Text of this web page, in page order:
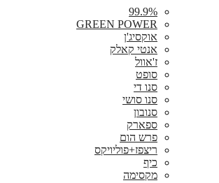
99.9%
GREEN POWER
אוקסיג'ן
אנטי קאלק
ז'אוול
סופט
סנו די
סנו סושי
סנובון
ספארק
פרש הום
ריצפז+פוליויקס
כיף
מקסימה